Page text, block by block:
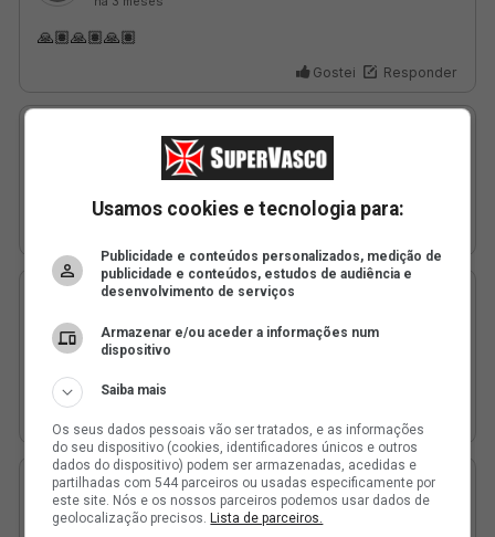
Usamos cookies e tecnologia para:
Publicidade e conteúdos personalizados, medição de
publicidade e conteúdos, estudos de audiência e
desenvolvimento de serviços
Armazenar e/ou aceder a informações num
dispositivo
Saiba mais
Os seus dados pessoais vão ser tratados, e as informações
do seu dispositivo (cookies, identificadores únicos e outros
dados do dispositivo) podem ser armazenadas, acedidas e
partilhadas com 544 parceiros ou usadas especificamente por
este site. Nós e os nossos parceiros podemos usar dados de
geolocalização precisos.Lista de parceiros.